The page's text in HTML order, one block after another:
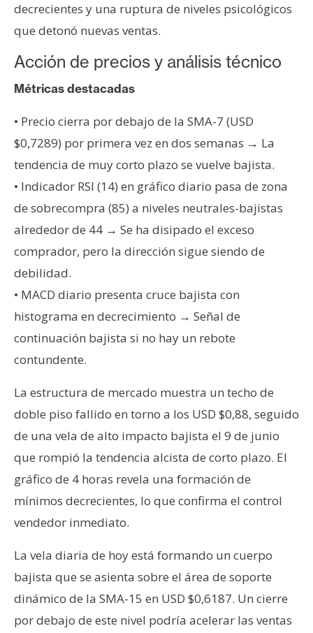
decrecientes y una ruptura de niveles psicológicos
que detonó nuevas ventas.
Acción de precios y análisis técnico
Métricas destacadas
• Precio cierra por debajo de la SMA-7 (USD
$0,7289) por primera vez en dos semanas → La
tendencia de muy corto plazo se vuelve bajista.
• Indicador RSI (14) en gráfico diario pasa de zona
de sobrecompra (85) a niveles neutrales-bajistas
alrededor de 44 → Se ha disipado el exceso
comprador, pero la dirección sigue siendo de
debilidad.
• MACD diario presenta cruce bajista con
histograma en decrecimiento → Señal de
continuación bajista si no hay un rebote
contundente.
La estructura de mercado muestra un techo de
doble piso fallido en torno a los USD $0,88, seguido
de una vela de alto impacto bajista el 9 de junio
que rompió la tendencia alcista de corto plazo. El
gráfico de 4 horas revela una formación de
mínimos decrecientes, lo que confirma el control
vendedor inmediato.
La vela diaria de hoy está formando un cuerpo
bajista que se asienta sobre el área de soporte
dinámico de la SMA-15 en USD $0,6187. Un cierre
por debajo de este nivel podría acelerar las ventas